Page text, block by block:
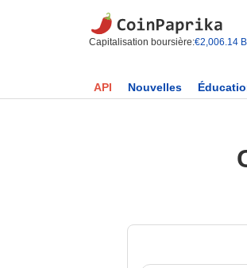
Capitalisation boursière:€2,006.14 B
API Nouvelles